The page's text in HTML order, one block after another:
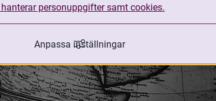
personuppgifter samt cookies.
Anpassa inställningar